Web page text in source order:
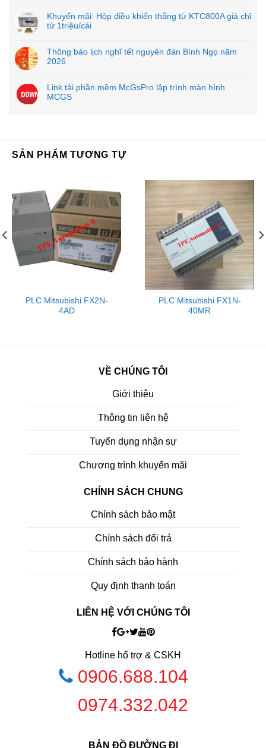
Khuyến mãi: Hộp điều khiển thắng từ KTC800A giá chỉ
từ 1triệu/cái
Thông báo lịch nghĩ tết nguyên đán Bính Ngọ năm
2026
Link tải phần mềm McGsPro lập trình màn hình
MCGS
SẢN PHẨM TƯƠNG TỰ
PLC Mitsubishi FX2N-
4AD
PLC Mitsubishi FX1N-
40MR
VỀ CHÚNG TÔI
Giới thiệu
Thông tin liên hệ
Tuyển dụng nhận sự
Chương trình khuyến mãi
CHÍNH SÁCH CHUNG
Chính sách bảo mật
Chính sách đổi trả
Chính sách bảo hành
Quy định thanh toán
LIÊN HỆ VỚI CHÚNG TÔI
Hotline hổ trợ & CSKH
0906.688.104
0974.332.042
BẢN ĐỒ ĐƯỜNG ĐI